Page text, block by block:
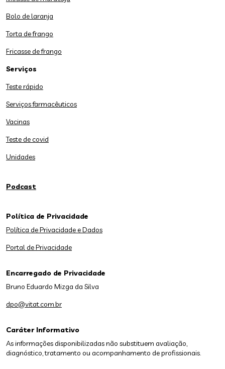
Bolo de laranja
Torta de frango
Fricasse de frango
Serviços
Teste rápido
Serviços farmacêuticos
Vacinas
Teste de covid
Unidades
Podcast
Caráter Informativo
As informações disponibilizadas não substituem avaliação,
diagnóstico, tratamento ou acompanhamento de profissionais.
Política de Privacidade
Política de Privacidade e Dados
Portal de Privacidade
Encarregado de Privacidade
Bruno Eduardo Mizga da Silva
dpo@vitat.com.br